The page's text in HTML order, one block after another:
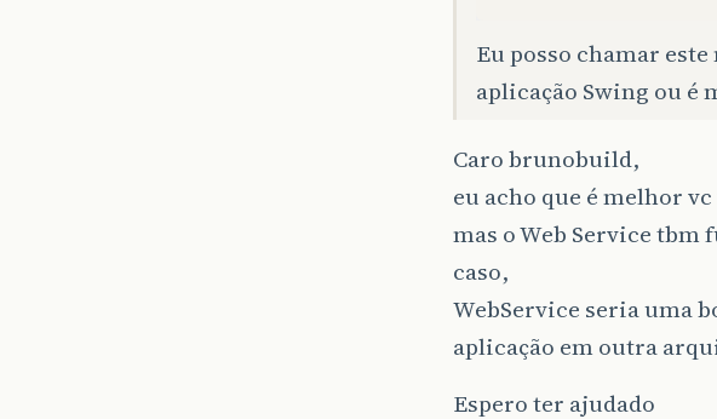
Eu posso chamar
aplicação Swing ou é
Caro brunobuild,
eu acho que é melhor
mas o Web Service
caso,
WebService seria uma
aplicação em outra
Espero ter ajudado